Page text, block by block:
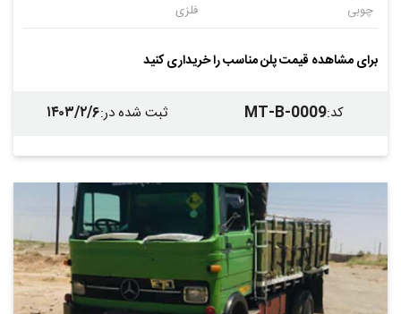
چوبی
فلزی
برای مشاهده قیمت پلن مناسب را خریداری کنید
کد:
MT-B-0009 ثبت شده در:۱۴۰۳/۲/۶